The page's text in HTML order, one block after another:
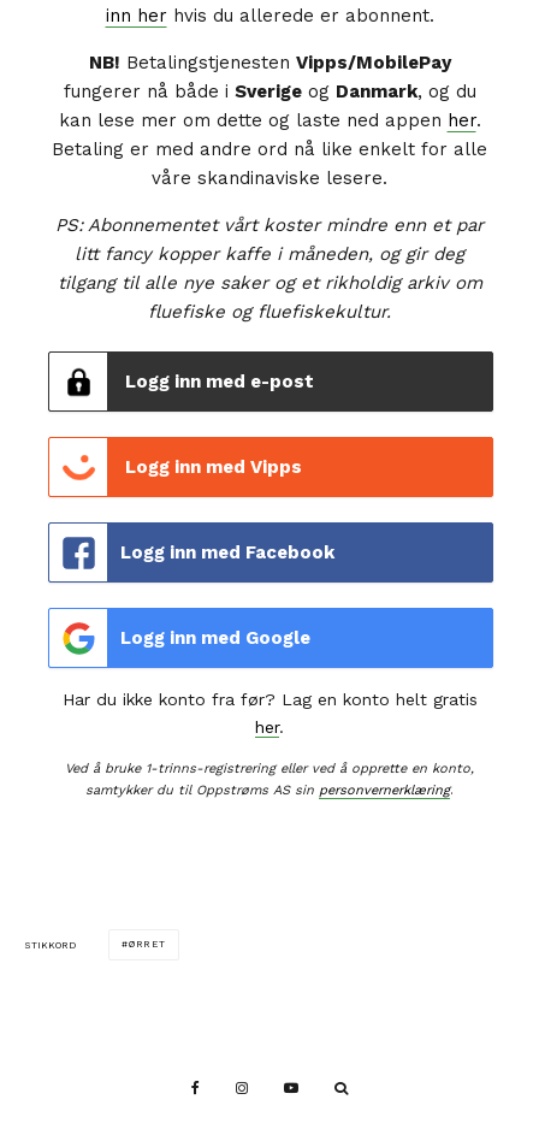
inn herhvis du allerede er abonnent.
NB! Betalingstjenesten Vipps/MobilePay
fungerer nå både i Sverigeog Danmark, og du
kan lese mer om dette og laste ned appen her.
Betaling er med andre ord nå like enkelt for alle
våre skandinaviske lesere.
PS: Abonnementet vårt koster mindre enn et par
litt fancy kopper kaffe i måneden, og gir deg
tilgang til alle nye saker og et rikholdig arkiv om
fluefiske og fluefiskekultur.
Logg inn med e-post
Logg inn med Vipps
Logg inn med Facebook
Logg inn med Google
Har du ikke konto fra før? Lag en konto helt gratis
her.
Ved å bruke 1-trinns-registrering eller ved å opprette en konto,
samtykker du til Oppstrøms AS sin personvernerklæring.
STIKKORD ØRRET